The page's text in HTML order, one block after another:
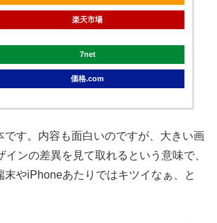
楽天市場
7net
価格.com
です。内容も面白いのですが、大きい画
インの差異を見て取れるという意味で、
末やiPhoneあたりではキツイなぁ、と